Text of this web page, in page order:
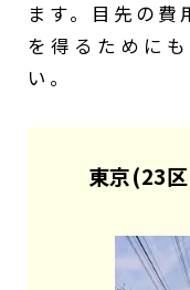
ます。目先の
を得るために
い。
東京(23